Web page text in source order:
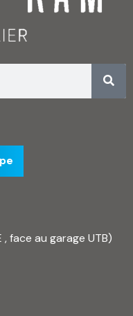
, face au garage UTB)